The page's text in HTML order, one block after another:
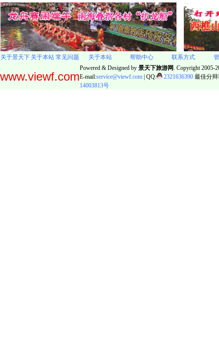
关于景天下 关于本站 常见问题 关于本站 帮助中心 联系方式
www.viewf.com
Powered & Designed by 景天下旅游网 . Copyright 2005-
E-mail:service@viewf.com | QQ: 2321636390 最佳分
14003813号